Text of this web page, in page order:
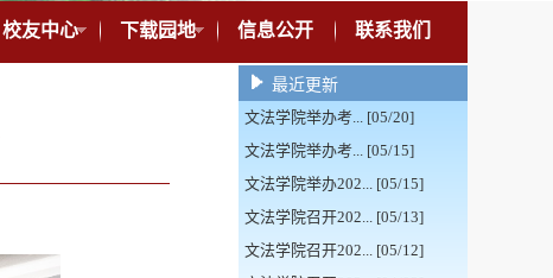
校友中心 下载园地 信息公开 联系我们
最近更新
文法学院举办考... [05/20]
文法学院举办考... [05/15]
文法学院举办202... [05/15]
文法学院召开202... [05/13]
文法学院召开202... [05/12]